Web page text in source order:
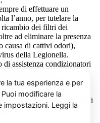
di effettuare un
l’anno, per tutelare la
ricambio dei filtri dei
ad eliminare la presenza
causa di cattivi odori),
della Legionella.
di assistenza condizionatori
di un nuovo
in materia di risparmio
gli obiettivi fondamentali